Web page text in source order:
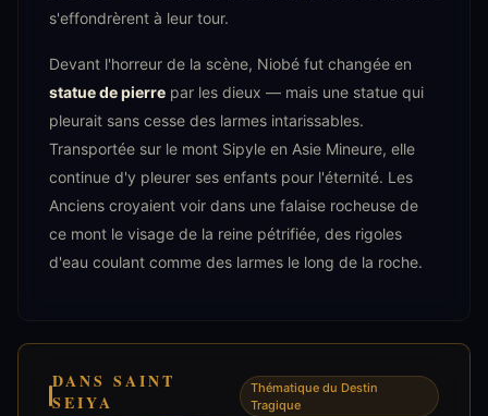
s'effondrèrent à leur tour.
Devant l'horreur de la scène, Niobé fut changée en
statue de pierre par les dieux — mais une statue qui
pleurait sans cesse des larmes intarissables.
Transportée sur le mont Sipyle en Asie Mineure, elle
continue d'y pleurer ses enfants pour l'éternité. Les
Anciens croyaient voir dans une falaise rocheuse de
ce mont le visage de la reine pétrifiée, des rigoles
d'eau coulant comme des larmes le long de la roche.
DANS SAINT
SEIYA
Thématique du Destin
Tragique